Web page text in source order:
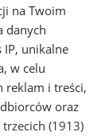
na Twoim
danych
IP, unikalne
w celu
reklam i treści,
oraz
(1913)